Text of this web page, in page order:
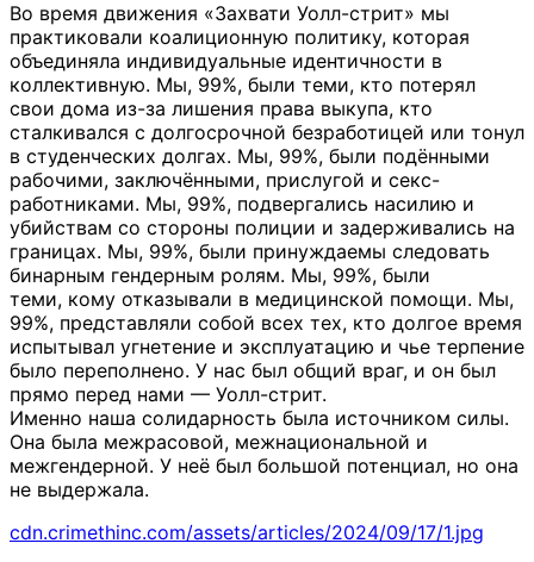
Во время движения «Захвати Уолл-стрит» мы
практиковали коалиционную политику, которая
объединяла индивидуальные идентичности в
коллективную. Мы, 99%, были теми, кто потерял
свои дома из-за лишения права выкупа, кто
сталкивался с долгосрочной безработицей или тонул
в студенческих долгах. Мы, 99%, были подёнными
рабочими, заключёнными, прислугой и секс-
работниками. Мы, 99%, подвергались насилию и
убийствам со стороны полиции и задерживались на
границах. Мы, 99%, были принуждаемы следовать
бинарным гендерным ролям. Мы, 99%, были
теми, кому отказывали в медицинской помощи. Мы,
99%, представляли собой всех тех, кто долгое время
испытывал угнетение и эксплуатацию и чье терпение
было переполнено. У нас был общий враг, и он был
прямо перед нами — Уолл-стрит.
Именно наша солидарность была источником силы.
Она была межрасовой, межнациональной и
межгендерной. У неё был большой потенциал, но она
не выдержала.
cdn.crimethinc.com/assets/articles/2024/09/17/1.jpg